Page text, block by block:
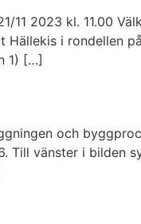
2023 kl. 11.00
i rondellen
1) […]
och
vänster i bilden